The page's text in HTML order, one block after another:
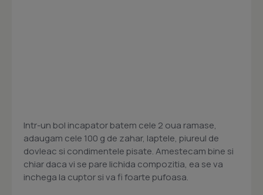
Intr-un bol incapator batem cele 2 oua ramase,
adaugam cele 100 g de zahar, laptele, piureul de
dovleac si condimentele pisate. Amestecam bine si
chiar daca vi se pare lichida compozitia, ea se va
inchega la cuptor si va fi foarte pufoasa.